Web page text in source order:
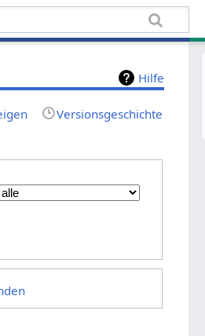
Hilfe
Versionsgeschichte